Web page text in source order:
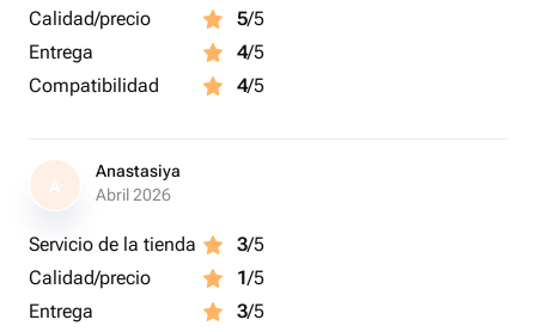
Calidad/precio 5/5
Entrega
4/5
Compatibilidad
4/5
A
Anastasiya
Abril 2026
Servicio de la tienda 3/5
Calidad/precio
1/5
Entrega
3/5